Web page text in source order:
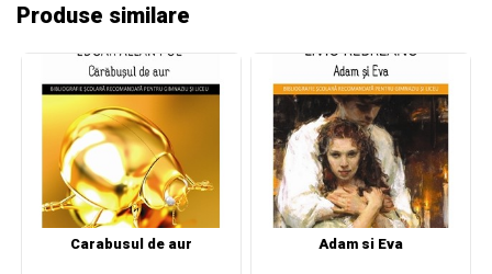
Produse similare
Carabusul de aur Adam si Eva